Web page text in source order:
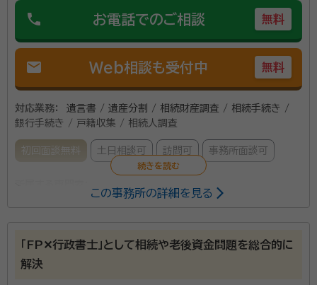
phone お電話でのご相談 無料
mail Web相談も受付中 無料
対応業務：
遺言書 / 遺産分割 / 相続財産調査 / 相続手続き /
銀行手続き / 戸籍収集 / 相続人調査
初回面談無料 土日相談可 訪問可 事務所面談可
当事務所は相続手続き、相続対策（遺言書作成など）を
この事務所の詳細を見る
「FP✕行政書士」として相続や老後資金問題を総合的に
解決